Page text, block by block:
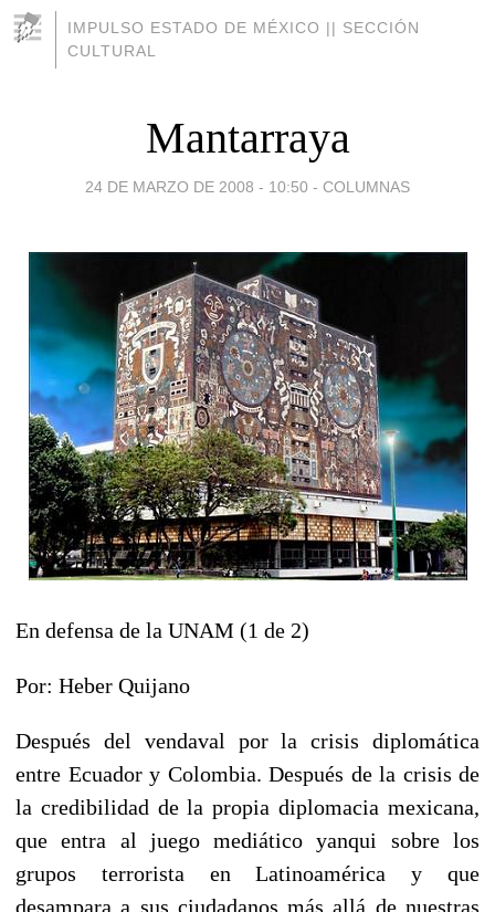
IMPULSO ESTADO DE MÉXICO || SECCIÓN
CULTURAL
Mantarraya
24 DE MARZO DE 2008 - 10:50 - COLUMNAS
En defensa de la UNAM (1 de 2)
Por: Heber Quijano
Después del vendaval por la crisis diplomática
entre Ecuador y Colombia. Después de la crisis de
la credibilidad de la propia diplomacia mexicana,
que entra al juego mediático yanqui sobre los
grupos terrorista en Latinoamérica y que
desampara a sus ciudadanos más allá de nuestras